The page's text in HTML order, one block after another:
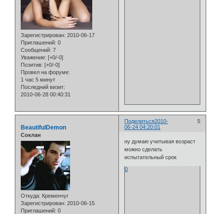
Зарегистрирован: 2010-06-17
Приглашений: 0
Сообщений: 7
Уважение: [+0/-0]
Позитив: [+0/-0]
Провел на форуме:
1 час 5 минут
Последний визит:
2010-06-28 00:40:31
Поделиться 5
2010-
06-24 04:20:01
BeautifulDemon
Cоклан
Откуда: Кременчуг
Зарегистрирован: 2010-06-15
Приглашений: 0
ну думаю учитывая возраст
можно сделать
испытательный срок
0